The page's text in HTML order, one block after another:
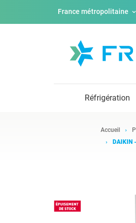
France métropolitaine
Réfrigération
Accueil
DAIKIN